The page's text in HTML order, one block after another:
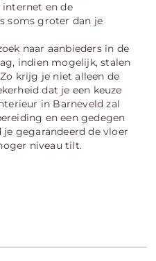
internet en de
soms groter dan je
naar aanbieders in de
indien mogelijk, stalen
krijg je niet alleen de
dat je een keuze
in Barneveld zal
en een gedegen
gegarandeerd de vloer
niveau tilt.